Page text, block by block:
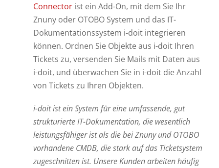
Connector ist ein Add-On, mit dem Sie Ihr
Znuny oder OTOBO System und das IT-
Dokumentationssystem i-doit integrieren
können. Ordnen Sie Objekte aus i-doit Ihren
Tickets zu, versenden Sie Mails mit Daten aus
i-doit, und überwachen Sie in i-doit die Anzahl
von Tickets zu Ihren Objekten.
i-doit ist ein System für eine umfassende, gut
strukturierte IT-Dokumentation, die wesentlich
leistungsfähiger ist als die beiZnuny und OTOBO
vorhandene CMDB, die stark auf das Ticketsystem
zugeschnitten ist. Unsere Kunden arbeiten häufig